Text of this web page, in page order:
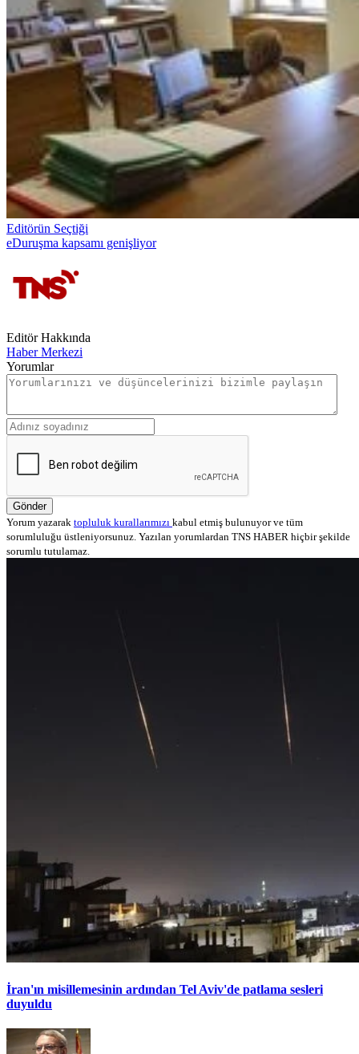
Editörün Seçtiği
eDuruşma kapsamı genişliyor
Editör Hakkında
Haber Merkezi
Yorumlar
Gönder
Yorum yazarak topluluk kurallarımızı kabul etmiş bulunuyor ve tüm
sorumluluğu üstleniyorsunuz. Yazılan yorumlardan TNS HABER hiçbir şekilde
sorumlu tutulamaz.
İran'ın misillemesinin ardından Tel Aviv'de patlama sesleri
duyuldu